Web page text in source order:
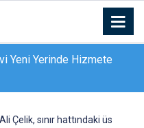
Yeni Yerinde Hizmete
alevlere teslim oldu:
kurtardı
Çelik, sınır hattındaki üs